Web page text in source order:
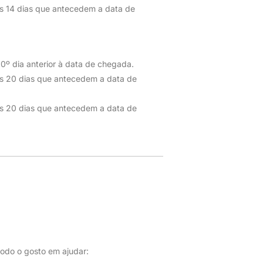
14 dias que antecedem a data de
dia anterior à data de chegada.
20 dias que antecedem a data de
20 dias que antecedem a data de
o gosto em ajudar: